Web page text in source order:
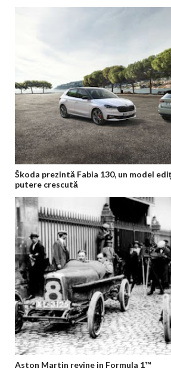
Škoda prezintă Fabia 130, un model
putere crescută
Aston Martin revine in Formula 1™